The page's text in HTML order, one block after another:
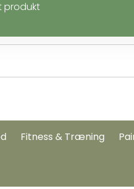
produkt
Fitness & Træning